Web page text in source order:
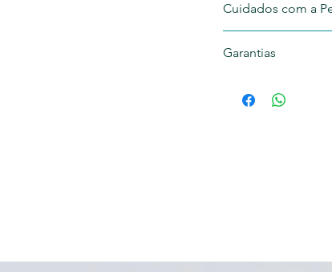
Cuidados com a
com suavidade uma
brilho, lembrando
Garantias
( Joia ) não irá